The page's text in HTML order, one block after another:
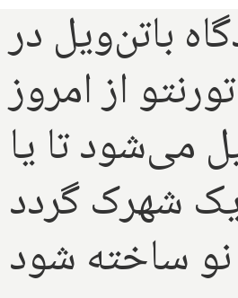
باتن‌ویل در
از امروز
می‌شود تا یا
شهرک گردد
نو ساخته شود